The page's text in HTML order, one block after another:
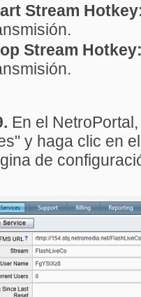
Stream
Stream Hotkey:
En el
y haga clic en
de